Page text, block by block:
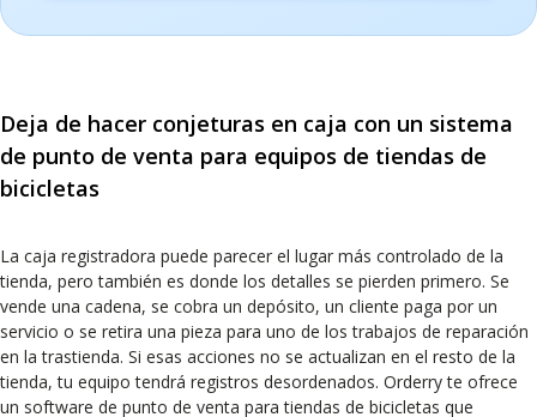
Deja de hacer conjeturas en caja con un sistema
de punto de venta para equipos de tiendas de
bicicletas
La caja registradora puede parecer el lugar más controlado de la
tienda, pero también es donde los detalles se pierden primero. Se
vende una cadena, se cobra un depósito, un cliente paga por un
servicio o se retira una pieza para uno de los trabajos de reparación
en la trastienda. Si esas acciones no se actualizan en el resto de la
tienda, tu equipo tendrá registros desordenados. Orderry te ofrece
un software de punto de venta para tiendas de bicicletas que